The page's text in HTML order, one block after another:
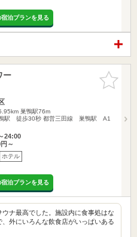
泊プランを見る
お気に入
りに追加
ー
巣鴨駅76m
駅 徒歩30秒 都営三田線 巣鴨駅 A1
24:00
～
ホテル
泊プランを見る
ウナ最高でした。施設内に食事処はな
外にいろんな飲食店がいっぱいある